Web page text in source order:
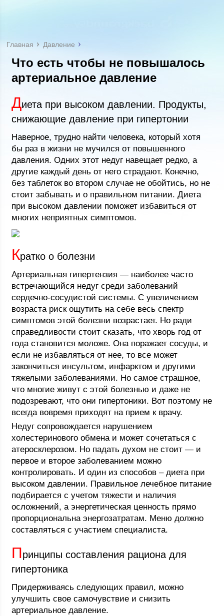
Главная Давление
Что есть чтобы не повышалось
артериальное давление
Диета при высоком давлении. Продукты,
снижающие давление при гипертонии
Наверное, трудно найти человека, который хотя
бы раз в жизни не мучился от повышенного
давления. Одних этот недуг навещает редко, а
другие каждый день от него страдают. Конечно,
без таблеток во втором случае не обойтись, но не
стоит забывать и о правильном питании. Диета
при высоком давлении поможет избавиться от
многих неприятных симптомов.
Кратко о болезни
Артериальная гипертензия — наиболее часто
встречающийся недуг среди заболеваний
сердечно-сосудистой системы. С увеличением
возраста риск ощутить на себе весь спектр
симптомов этой болезни возрастает. Но ради
справедливости стоит сказать, что хворь год от
года становится моложе. Она поражает сосуды, и
если не избавляться от нее, то все может
закончиться инсультом, инфарктом и другими
тяжелыми заболеваниями. Но самое страшное,
что многие живут с этой болезнью и даже не
подозревают, что они гипертоники. Вот поэтому не
всегда вовремя приходят на прием к врачу.
Недуг сопровождается нарушением
холестеринового обмена и может сочетаться с
атеросклерозом. Но падать духом не стоит — и
первое и второе заболеванием можно
контролировать. И один из способов – диета при
высоком давлении. Правильное лечебное питание
подбирается с учетом тяжести и наличия
осложнений, а энергетическая ценность прямо
пропорциональна энергозатратам. Меню должно
составляться с участием специалиста.
Принципы составления рациона для
гипертоника
Придерживаясь следующих правил, можно
улучшить свое самочувствие и снизить
артериальное давление.